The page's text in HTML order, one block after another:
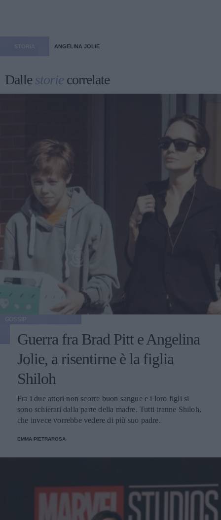
ANGELINA JOLIE
Dallestorie correlate
Guerra fra Brad Pitt e Angelina
Jolie, a risentirne è la figlia
Shiloh
Fra i due attori non scorre buon sangue e i loro figli si
sono schierati dalla parte della madre. Tutti tranne Shiloh,
che invece vorrebbe vedere di più suo padre.
EMMA PIETRAROSA